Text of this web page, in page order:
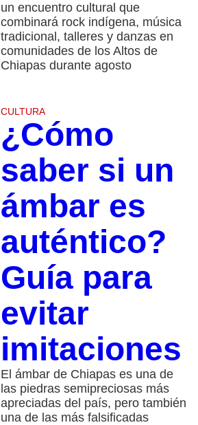
un encuentro cultural que
combinará rock indígena, música
tradicional, talleres y danzas en
comunidades de los Altos de
Chiapas durante agosto
CULTURA
¿Cómo
saber si un
ámbar es
auténtico?
Guía para
evitar
imitaciones
El ámbar de Chiapas es una de
las piedras semipreciosas más
apreciadas del país, pero también
una de las más falsificadas